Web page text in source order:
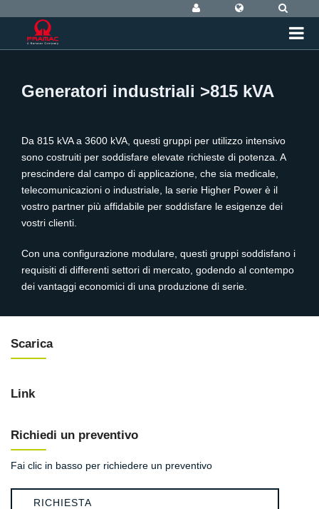
Generatori industriali >815 kVA
Da 815 kVA a 3600 kVA, questi gruppi per utilizzo intensivo
sono costruiti per soddisfare elevate richieste di potenza. A
prescindere dal campo di applicazione, che sia medicale,
telecomunicazioni o industriale, la serie Higher Power è il
vostro partner più affidabile per soddisfare le esigenze dei
vostri clienti.
Con una configurazione modulare, questi gruppi soddisfano i
requisiti di differenti settori di mercato, godendo al contempo
dei vantaggi economici di una produzione di serie.
Scarica
Link
Richiedi un preventivo
Fai clic in basso per richiedere un preventivo
RICHIESTA